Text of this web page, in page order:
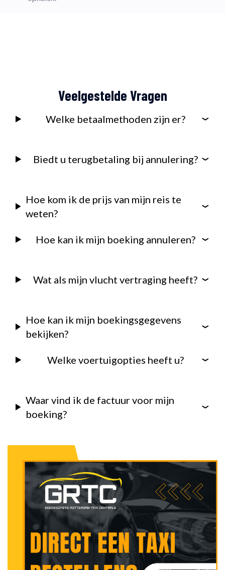
Veelgestelde Vragen
Welke betaalmethoden zijn er?
Biedt u terugbetaling bij annulering?
Hoe kom ik de prijs van mijn reis te
weten?
Hoe kan ik mijn boeking annuleren?
Wat als mijn vlucht vertraging heeft?
Hoe kan ik mijn boekingsgegevens
bekijken?
Welke voertuigopties heeft u?
Waar vind ik de factuur voor mijn
boeking?